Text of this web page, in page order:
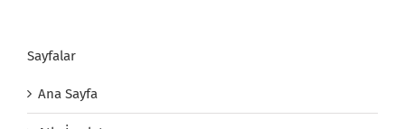
Sayfalar
Ana Sayfa